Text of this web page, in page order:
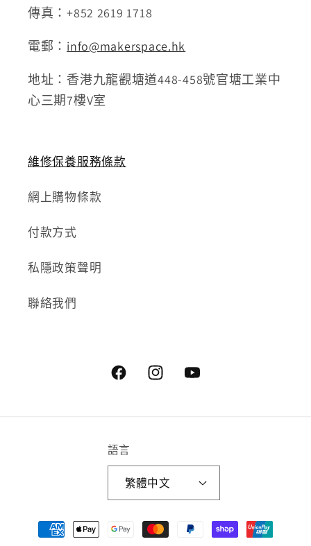
傳真：+852 2619 1718
電郵： info@makerspace.hk
地址：香港九龍觀塘道448-458號官塘工業中
心三期7樓V室
維修保養服務條款
網上購物條款
付款方式
私隱政策聲明
聯絡我們
FacebookInstagramYouTube
語言
繁體中文
付
款